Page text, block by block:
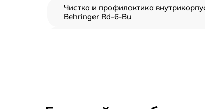
Чистка и профилактика
Behringer Rd-6-Bu